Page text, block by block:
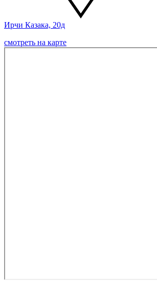
Ирчи Казака, 20д
смотреть на карте